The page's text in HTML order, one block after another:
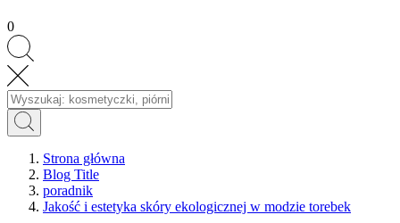
0
Strona główna
Blog Title
poradnik
Jakość i estetyka skóry ekologicznej w modzie torebek